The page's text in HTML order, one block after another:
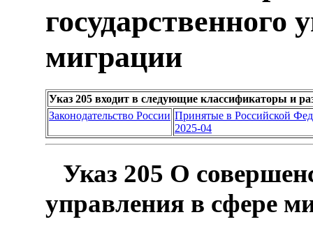
государственного
миграции
Указ 205 входит в следующие классификаторы и
Законодательство России Принятые в Российской
2025-04
Указ 205 О
управления в сфере